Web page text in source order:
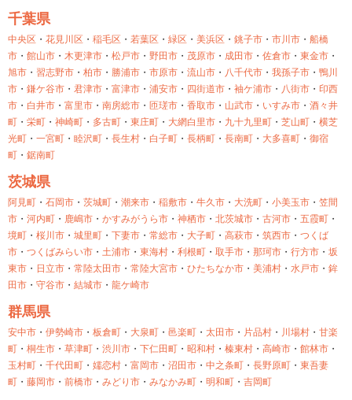
千葉県
中央区 ・ 花見川区 ・ 稲毛区 ・ 若葉区 ・ 緑区 ・ 美浜区 ・ 銚子市 ・ 市川市 ・ 船橋
市 ・ 館山市 ・ 木更津市 ・ 松戸市 ・ 野田市 ・ 茂原市 ・ 成田市 ・ 佐倉市 ・ 東金市 ・
旭市 ・ 習志野市 ・ 柏市 ・ 勝浦市 ・ 市原市 ・ 流山市 ・ 八千代市 ・ 我孫子市 ・ 鴨川
市 ・ 鎌ケ谷市 ・ 君津市 ・ 富津市 ・ 浦安市 ・ 四街道市 ・ 袖ケ浦市 ・ 八街市 ・ 印西
市 ・ 白井市 ・ 富里市 ・ 南房総市 ・ 匝瑳市 ・ 香取市 ・ 山武市 ・ いすみ市 ・ 酒々井
町 ・ 栄町 ・ 神崎町 ・ 多古町 ・ 東庄町 ・ 大網白里市 ・ 九十九里町 ・ 芝山町 ・ 横芝
光町 ・ 一宮町 ・ 睦沢町 ・ 長生村 ・ 白子町 ・ 長柄町 ・ 長南町 ・ 大多喜町 ・ 御宿
町 ・ 鋸南町
茨城県
阿見町 ・ 石岡市 ・ 茨城町 ・ 潮来市 ・ 稲敷市 ・ 牛久市 ・ 大洗町 ・ 小美玉市 ・ 笠間
市 ・ 河内町 ・ 鹿嶋市 ・ かすみがうら市 ・ 神栖市 ・ 北茨城市 ・ 古河市 ・ 五霞町 ・
境町 ・ 桜川市 ・ 城里町 ・ 下妻市 ・ 常総市 ・ 大子町 ・ 高萩市 ・ 筑西市 ・ つくば
市 ・ つくばみらい市 ・ 土浦市 ・ 東海村 ・ 利根町 ・ 取手市 ・ 那珂市 ・ 行方市 ・ 坂
東市 ・ 日立市 ・ 常陸太田市 ・ 常陸大宮市 ・ ひたちなか市 ・ 美浦村 ・ 水戸市 ・ 鉾
田市 ・ 守谷市 ・ 結城市 ・ 龍ケ崎市
群馬県
安中市 ・ 伊勢崎市 ・ 板倉町 ・ 大泉町 ・ 邑楽町 ・ 太田市 ・ 片品村 ・ 川場村 ・ 甘楽
町 ・ 桐生市 ・ 草津町 ・ 渋川市 ・ 下仁田町 ・ 昭和村 ・ 榛東村 ・ 高崎市 ・ 館林市 ・
玉村町 ・ 千代田町 ・ 嬬恋村 ・ 富岡市 ・ 沼田市 ・ 中之条町 ・ 長野原町 ・ 東吾妻
町 ・ 藤岡市 ・ 前橋市 ・ みどり市 ・ みなかみ町 ・ 明和町 ・ 吉岡町